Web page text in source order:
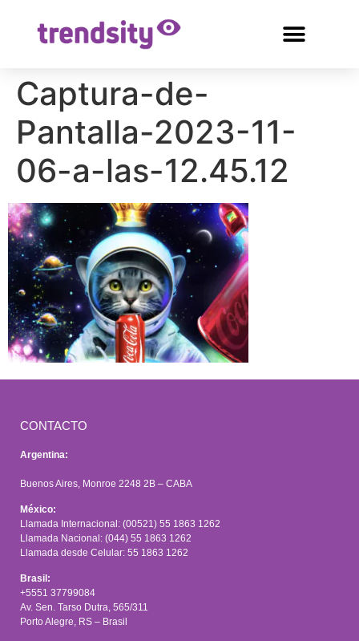
Captura-de-
Pantalla-2023-11-
06-a-las-12.45.12
CONTACTO
Argentina:
Buenos Aires, Monroe 2248 2B – CABA
México:
Llamada Internacional: (00521) 55 1863 1262
Llamada Nacional: (044) 55 1863 1262
Llamada desde Celular: 55 1863 1262
Brasil:
+5551 37799084
Av. Sen. Tarso Dutra, 565/311
Porto Alegre, RS – Brasil